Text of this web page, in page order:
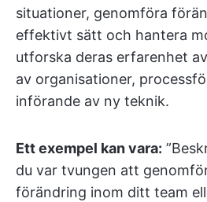
situationer, genomföra
effektivt sätt och hantera
utforska deras erfarenhet
av organisationer,
införande av ny teknik.
Ett exempel kan vara:
du var tvungen att
förändring inom ditt team